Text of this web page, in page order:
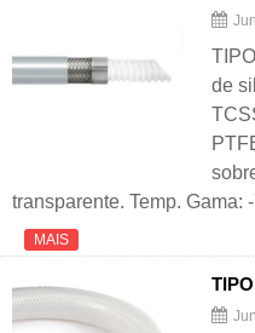
de
transparente. Temp. Gama:
MAIS